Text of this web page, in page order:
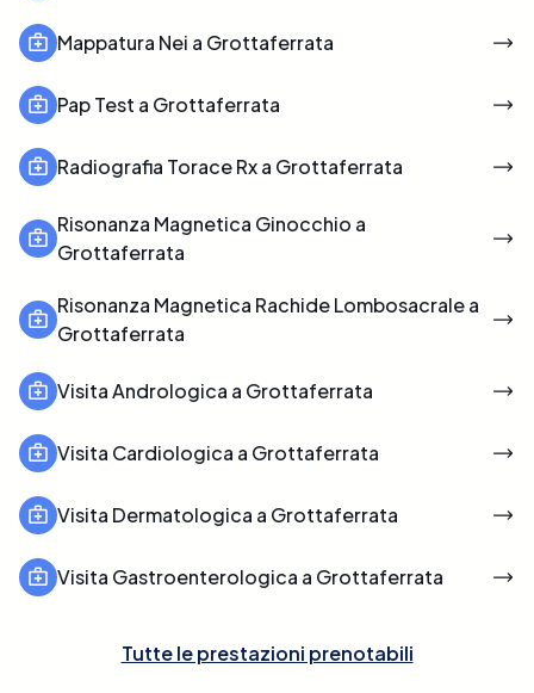
Mappatura Nei a Grottaferrata
Pap Test a Grottaferrata
Radiografia Torace Rx a Grottaferrata
Risonanza Magnetica Ginocchio a
Grottaferrata
Risonanza Magnetica Rachide Lombosacrale a
Grottaferrata
Visita Andrologica a Grottaferrata
Visita Cardiologica a Grottaferrata
Visita Dermatologica a Grottaferrata
Visita Gastroenterologica a Grottaferrata
Tutte le prestazioni prenotabili